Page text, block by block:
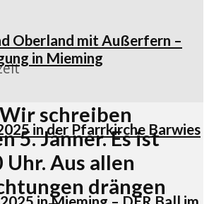
Oberland mit Außerfern –
in Mieming
in der Pfarrkirche Barwies
schreiben
5. Jänner. Es ist
Aus allen
drängen